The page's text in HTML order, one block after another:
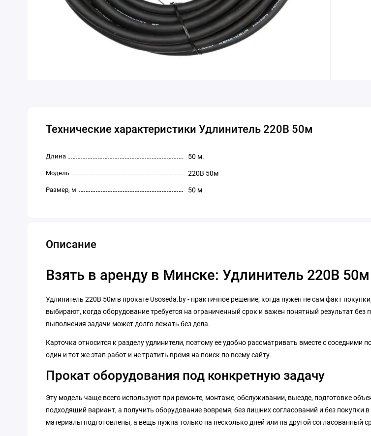
Технические характеристики Удлинитель 220В 50м
Длина 50 м.
Модель 220В 50м
Размер, м 50 м
Описание
Взять в аренду в Минске: Удлинитель 220В 50м
Удлинитель 220В 50м в прокате Usoseda.by - практичное решение, когда нужен не сам факт
выбирают, когда оборудование требуется на ограниченный срок и важен понятный результат
выполнения задачи может долго лежать без дела.
Карточка относится к разделу удлинители, поэтому ее удобно рассматривать вместе с
один и тот же этап работ и не тратить время на поиск по всему сайту.
Прокат оборудования под конкретную задачу
Эту модель чаще всего используют при ремонте, монтаже, обслуживании, выезде, подготовке
подходящий вариант, а получить оборудование вовремя, без лишних согласований и без покупки
материалы подготовлены, а вещь нужна только на несколько дней или на другой согласованный